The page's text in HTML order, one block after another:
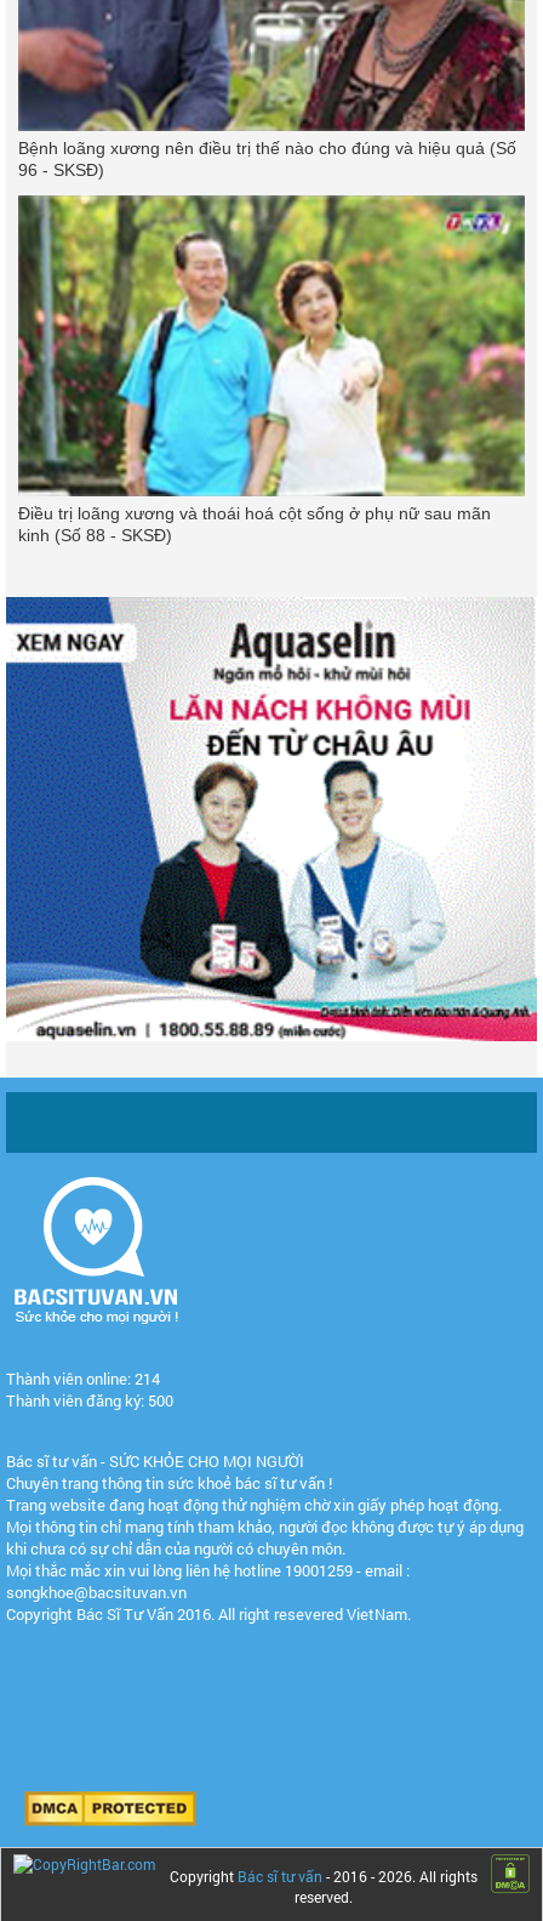
Bệnh loãng xương nên điều trị thế nào cho đúng và hiệu quả (Số
96 - SKSĐ)
Điều trị loãng xương và thoái hoá cột sống ở phụ nữ sau mãn
kinh (Số 88 - SKSĐ)
Thành viên online: 214
Thành viên đăng ký: 500
Bác sĩ tư vấn - SỨC KHỎE CHO MỌI NGƯỜI
Chuyên trang thông tin sức khoẻ bác sĩ tư vấn !
Trang website đang hoạt động thử nghiệm chờ xin giấy phép hoạt động.
Mọi thông tin chỉ mang tính tham khảo, người đọc không được tự ý áp dụng
khi chưa có sự chỉ dẫn của người có chuyên môn.
Mọi thắc mắc xin vui lòng liên hệ hotline 19001259 - email :
songkhoe@bacsituvan.vn
Copyright Bác Sĩ Tư Vấn 2016. All right resevered VietNam.
Copyright Bác sĩ tư vấn - 2016 -2026. All rights
reserved.